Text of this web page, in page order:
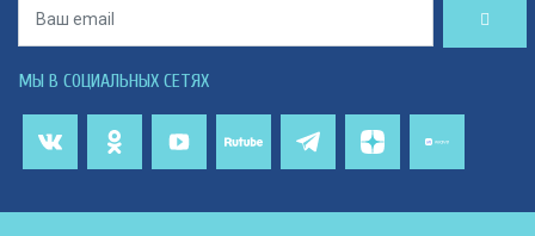
МЫ В СОЦИАЛЬНЫХ СЕТЯХ